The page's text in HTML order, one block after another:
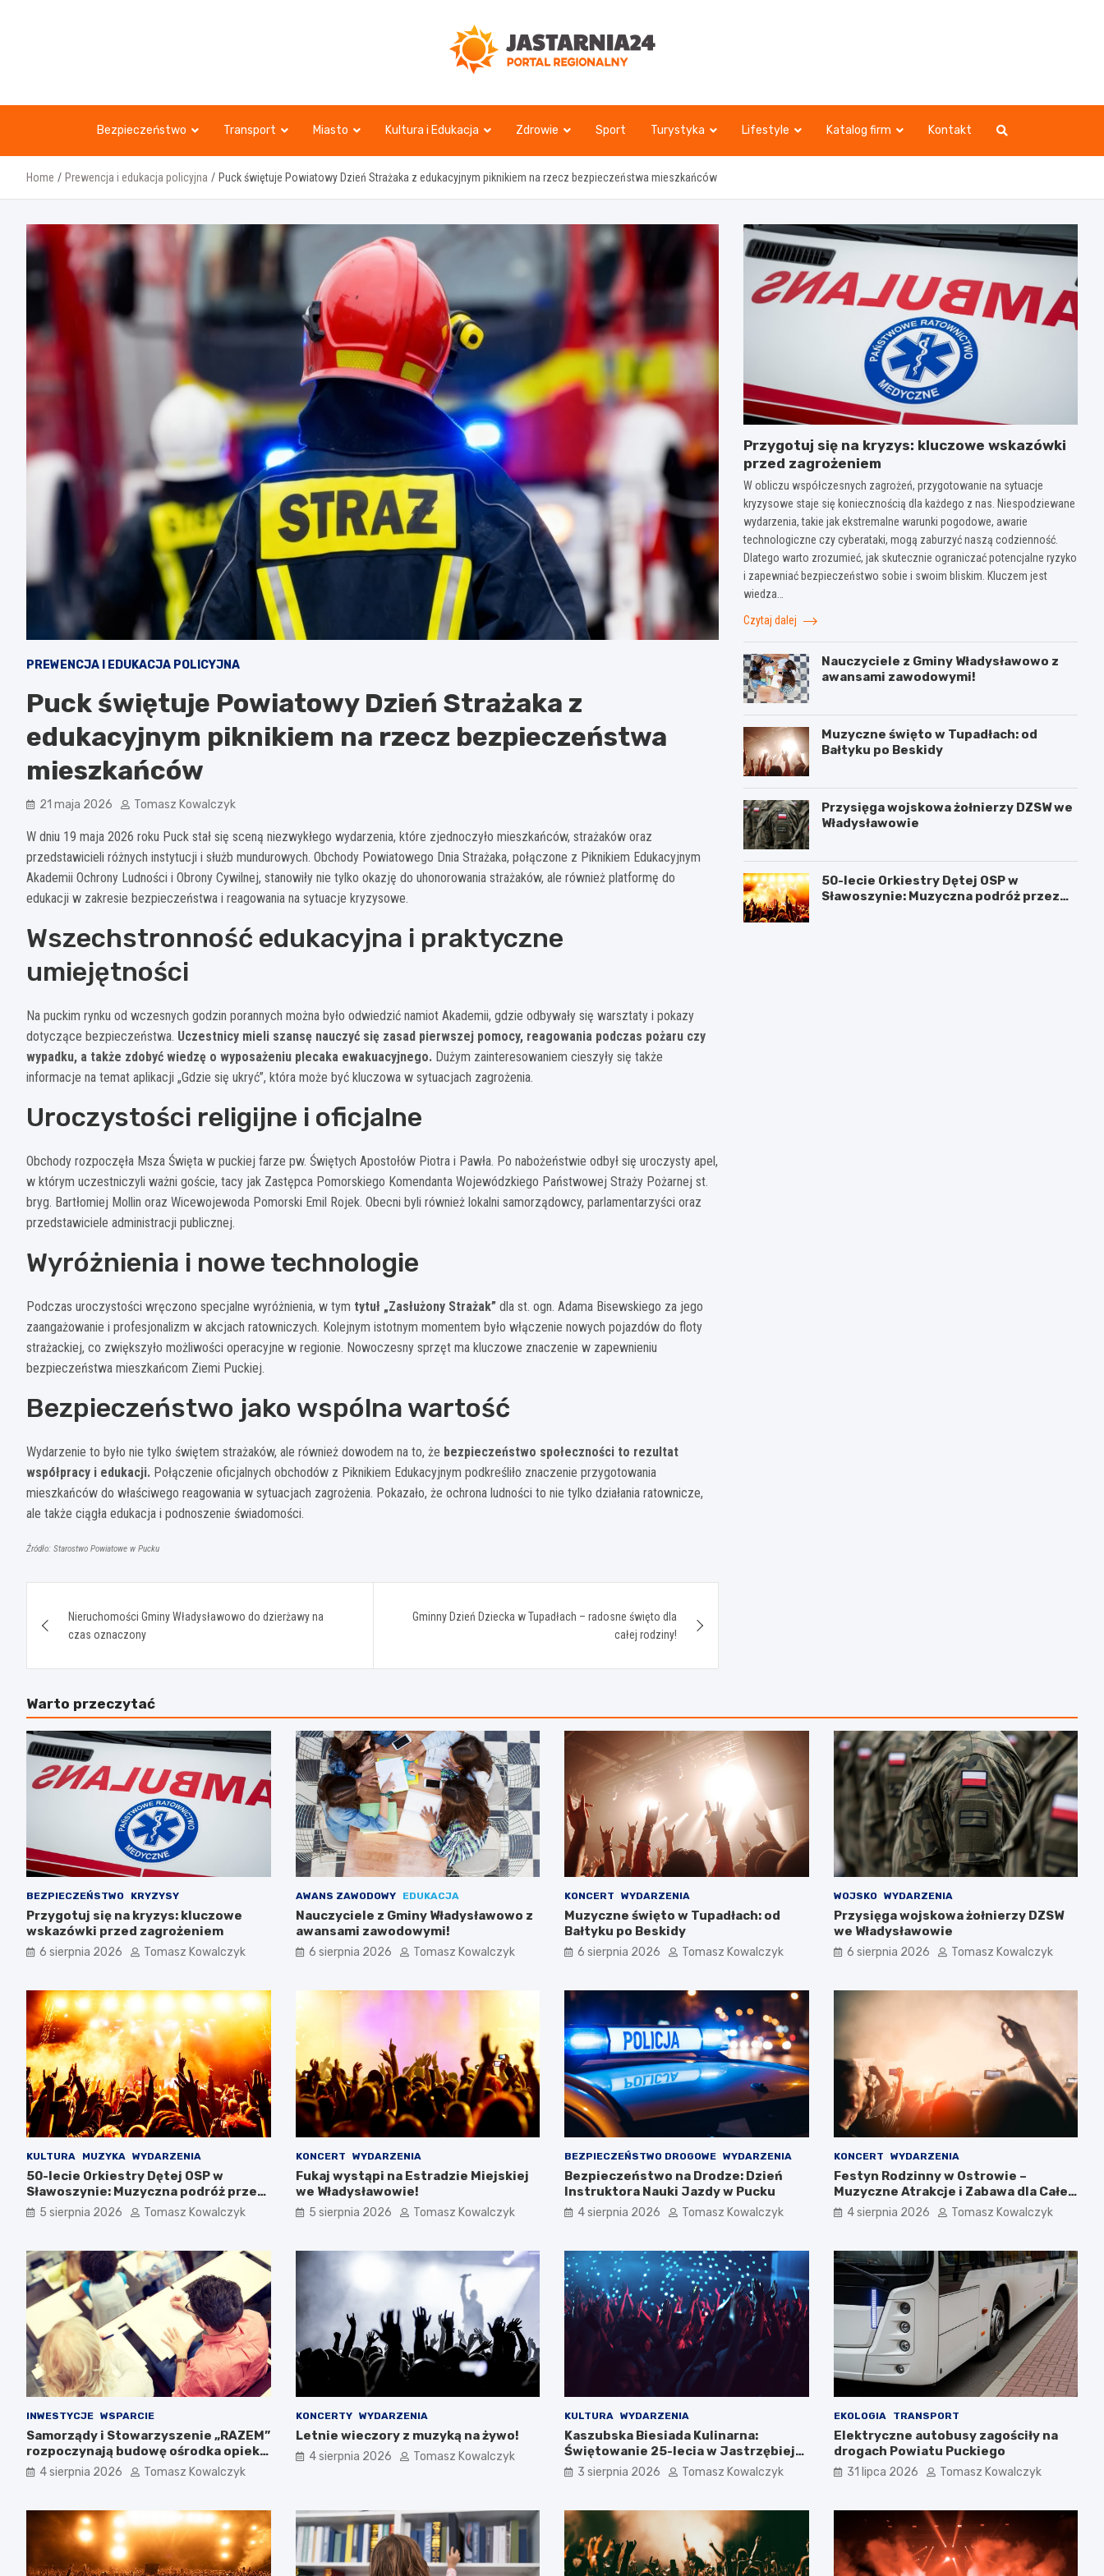
jastarnia24.pl
Bezpieczeństwo Transport Miasto Kultura i Edukacja Zdrowie Sport Turystyka Lifestyle Katalog firm Kontakt
Home Prewencja i edukacja policyjna Puck świętuje Powiatowy Dzień Strażaka z edukacyjnym piknikiem na rzecz bezpieczeństwa mieszkańców
PREWENCJA I EDUKACJA POLICYJNA
Puck świętuje Powiatowy Dzień Strażaka z
edukacyjnym piknikiem na rzecz bezpieczeństwa
mieszkańców
21 maja 2026 Tomasz Kowalczyk
W dniu 19 maja 2026 roku Puck stał się sceną niezwykłego wydarzenia, które zjednoczyło mieszkańców, strażaków oraz
przedstawicieli różnych instytucji i służb mundurowych. Obchody Powiatowego Dnia Strażaka, połączone z Piknikiem Edukacyjnym
Akademii Ochrony Ludności i Obrony Cywilnej, stanowiły nie tylko okazję do uhonorowania strażaków, ale również platformę do
edukacji w zakresie bezpieczeństwa i reagowania na sytuacje kryzysowe.
Wszechstronność edukacyjna i praktyczne
umiejętności
Na puckim rynku od wczesnych godzin porannych można było odwiedzić namiot Akademii, gdzie odbywały się warsztaty i pokazy
dotyczące bezpieczeństwa. Uczestnicy mieli szansę nauczyć się zasad pierwszej pomocy, reagowania podczas pożaru czy
wypadku, a także zdobyć wiedzę o wyposażeniu plecaka ewakuacyjnego. Dużym zainteresowaniem cieszyły się także
informacje na temat aplikacji „Gdzie się ukryć”, która może być kluczowa w sytuacjach zagrożenia.
Uroczystości religijne i oficjalne
Obchody rozpoczęła Msza Święta w puckiej farze pw. Świętych Apostołów Piotra i Pawła. Po nabożeństwie odbył się uroczysty apel,
w którym uczestniczyli ważni goście, tacy jak Zastępca Pomorskiego Komendanta Wojewódzkiego Państwowej Straży Pożarnej st.
bryg. Bartłomiej Mollin oraz Wicewojewoda Pomorski Emil Rojek. Obecni byli również lokalni samorządowcy, parlamentarzyści oraz
przedstawiciele administracji publicznej.
Wyróżnienia i nowe technologie
Podczas uroczystości wręczono specjalne wyróżnienia, w tym tytuł „Zasłużony Strażak” dla st. ogn. Adama Bisewskiego za jego
zaangażowanie i profesjonalizm w akcjach ratowniczych. Kolejnym istotnym momentem było włączenie nowych pojazdów do floty
strażackiej, co zwiększyło możliwości operacyjne w regionie. Nowoczesny sprzęt ma kluczowe znaczenie w zapewnieniu
bezpieczeństwa mieszkańcom Ziemi Puckiej.
Bezpieczeństwo jako wspólna wartość
Wydarzenie to było nie tylko świętem strażaków, ale również dowodem na to, że bezpieczeństwo społeczności to rezultat
współpracy i edukacji. Połączenie oficjalnych obchodów z Piknikiem Edukacyjnym podkreśliło znaczenie przygotowania
mieszkańców do właściwego reagowania w sytuacjach zagrożenia. Pokazało, że ochrona ludności to nie tylko działania ratownicze,
ale także ciągła edukacja i podnoszenie świadomości.
Źródło: Starostwo Powiatowe w Pucku
wpisuNieruchomości Gminy Władysławowo do dzierżawy na
czas oznaczony
Gminny Dzień Dziecka w Tupadłach – radosne święto dla
całej rodziny!
Przygotuj się na kryzys: kluczowe wskazówki
przed zagrożeniem
W obliczu współczesnych zagrożeń, przygotowanie na sytuacje
kryzysowe staje się koniecznością dla każdego z nas. Niespodziewane
wydarzenia, takie jak ekstremalne warunki pogodowe, awarie
technologiczne czy cyberataki, mogą zaburzyć naszą codzienność.
Dlatego warto zrozumieć, jak skutecznie ograniczać potencjalne ryzyko
i zapewniać bezpieczeństwo sobie i swoim bliskim. Kluczem jest
wiedza…
Czytaj dalej
Nauczyciele z Gminy Władysławowo z
awansami zawodowymi!
Muzyczne święto w Tupadłach: od
Bałtyku po Beskidy
Przysięga wojskowa żołnierzy DZSW we
Władysławowie
50-lecie Orkiestry Dętej OSP w
Sławoszynie: Muzyczna podróż przez
Warto przeczytać
BEZPIECZEŃSTWO KRYZYSY
Przygotuj się na kryzys: kluczowe
wskazówki przed zagrożeniem
6 sierpnia 2026 Tomasz Kowalczyk
AWANS ZAWODOWY EDUKACJA
Nauczyciele z Gminy Władysławowo z
awansami zawodowymi!
6 sierpnia 2026 Tomasz Kowalczyk
KONCERT WYDARZENIA
Muzyczne święto w Tupadłach: od
Bałtyku po Beskidy
6 sierpnia 2026 Tomasz Kowalczyk
WOJSKO WYDARZENIA
Przysięga wojskowa żołnierzy DZSW
we Władysławowie
6 sierpnia 2026 Tomasz Kowalczyk
KULTURA MUZYKA WYDARZENIA
50-lecie Orkiestry Dętej OSP w
Sławoszynie: Muzyczna podróż przez
pokolenia
5 sierpnia 2026 Tomasz Kowalczyk
KONCERT WYDARZENIA
Fukaj wystąpi na Estradzie Miejskiej
we Władysławowie!
5 sierpnia 2026 Tomasz Kowalczyk
BEZPIECZEŃSTWO DROGOWE WYDARZENIA
Bezpieczeństwo na Drodze: Dzień
Instruktora Nauki Jazdy w Pucku
4 sierpnia 2026 Tomasz Kowalczyk
KONCERT WYDARZENIA
Festyn Rodzinny w Ostrowie –
Muzyczne Atrakcje i Zabawa dla Całej
Rodziny!
4 sierpnia 2026 Tomasz Kowalczyk
INWESTYCJE WSPARCIE
Samorządy i Stowarzyszenie „RAZEM”
rozpoczynają budowę ośrodka opieki
wytchnieniowej w Pucku
4 sierpnia 2026 Tomasz Kowalczyk
KONCERTY WYDARZENIA
Letnie wieczory z muzyką na żywo!
4 sierpnia 2026 Tomasz Kowalczyk
KULTURA WYDARZENIA
Kaszubska Biesiada Kulinarna:
Świętowanie 25-lecia w Jastrzębiej
Górze
3 sierpnia 2026 Tomasz Kowalczyk
EKOLOGIA TRANSPORT
Elektryczne autobusy zagościły na
drogach Powiatu Puckiego
31 lipca 2026 Tomasz Kowalczyk